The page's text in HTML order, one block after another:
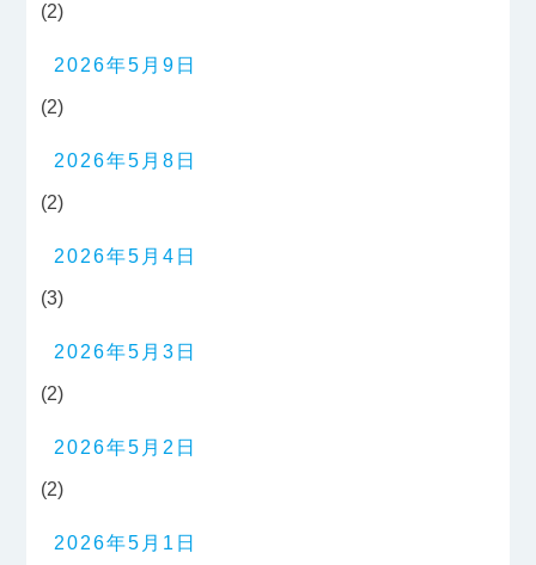
(2)
2026年5月9日
(2)
2026年5月8日
(2)
2026年5月4日
(3)
2026年5月3日
(2)
2026年5月2日
(2)
2026年5月1日